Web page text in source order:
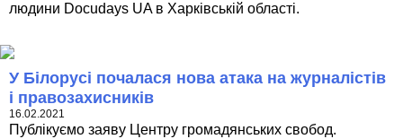
людини Docudays UA в Харківській області.
У Білорусі почалася нова атака на журналістів
і правозахисників
16.02.2021
Публікуємо заяву Центру громадянських свобод.